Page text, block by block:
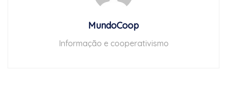
MundoCoop
Informação e cooperativismo